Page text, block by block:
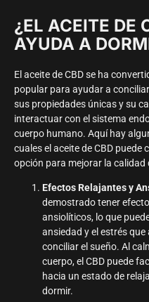
¿EL ACEITE DE
AYUDA A
El aceite de CBD se ha
popular para ayudar a
sus propiedades únicas y su
interactuar con el sistema
cuerpo humano. Aquí hay
cuales el aceite de CBD puede
opción para mejorar la calidad
Efectos Relajantes y
demostrado tener
ansiolíticos, lo que
ansiedad y el estrés
conciliar el sueño. Al
cuerpo, el CBD puede
hacia un estado de
dormir.